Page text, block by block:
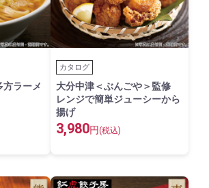
方ラーメ
カタログ
大分中津＜ぶんごや＞監修
レンジで簡単ジューシーから
揚げ
3,980円 (税込)